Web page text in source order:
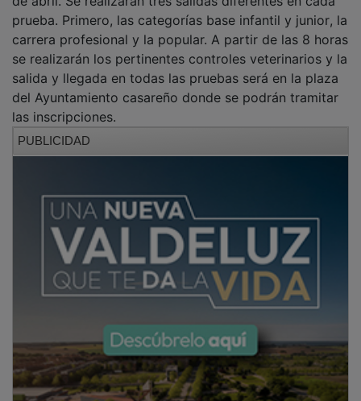
prueba. Primero, las categorías base infantil y junior, la
carrera profesional y la popular. A partir de las 8 horas
se realizarán los pertinentes controles veterinarios y la
salida y llegada en todas las pruebas será en la plaza
del Ayuntamiento casareño donde se podrán tramitar
las inscripciones.
PUBLICIDAD